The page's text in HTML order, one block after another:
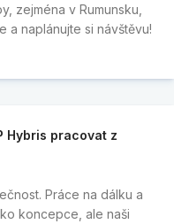
zejména v Rumunsku,
a naplánujte si návštěvu!
Hybris pracovat z
Práce na dálku a
koncepce, ale naši